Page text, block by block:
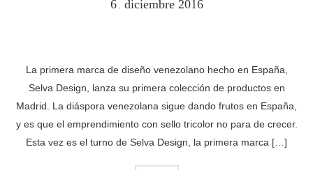
6 . diciembre 2016
La primera marca de diseño venezolano hecho en España,
Selva Design, lanza su primera colección de productos en
Madrid. La diáspora venezolana sigue dando frutos en España,
y es que el emprendimiento con sello tricolor no para de crecer.
Esta vez es el turno de Selva Design, la primera marca […]